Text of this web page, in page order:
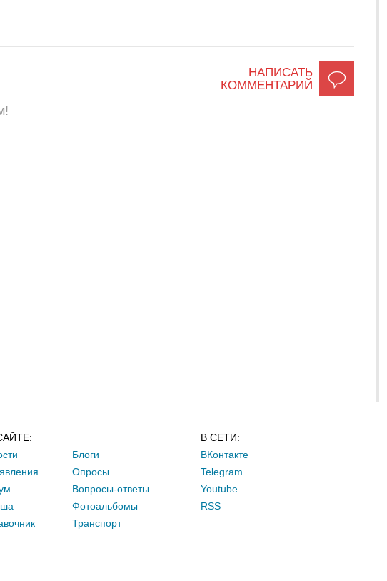
НАПИСАТЬ
КОММЕНТАРИЙ
Блоги
Опросы
Вопросы-ответы
Фотоальбомы
Транспорт
В СЕТИ:
ВКонтакте
Telegram
Youtube
RSS